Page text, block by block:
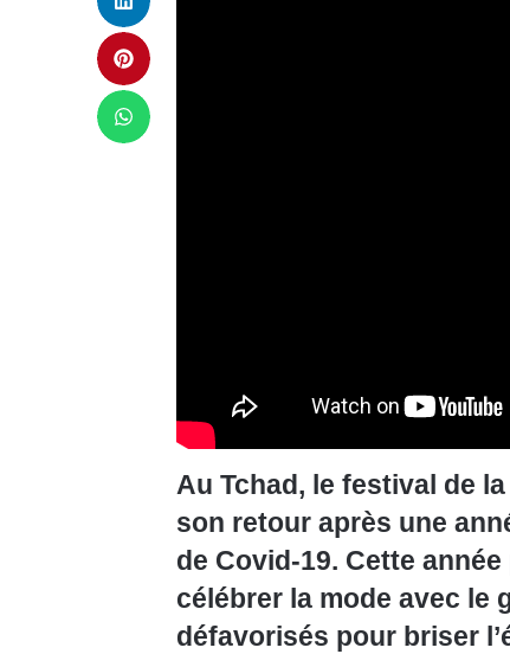
Au Tchad, le festival de
son retour après une
de Covid-19. Cette
célébrer la mode avec le
défavorisés pour briser